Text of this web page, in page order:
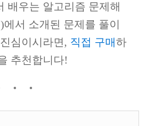
배우는 알고리즘 문제해
서 소개된 문제를 풀이
심이시라면, 직접 구매 하
추천합니다!